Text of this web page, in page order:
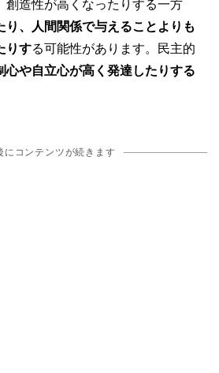
創造性が高くなったりする一方
り、人間関係で与えることよりも
りする可能性があります。民主的
心や自立心が高く発達したりする
にコンテンツが続きます